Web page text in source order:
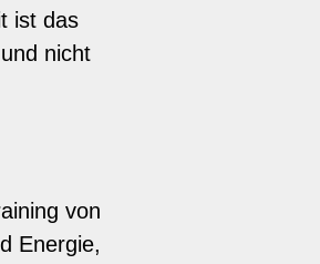
ist das
nicht
von
Energie,